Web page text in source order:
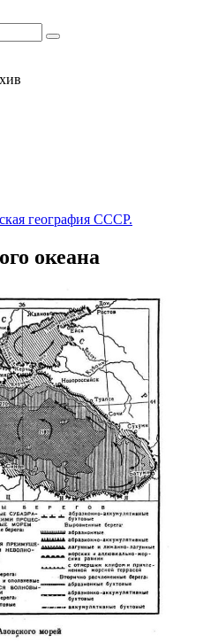
география СССР.
океана